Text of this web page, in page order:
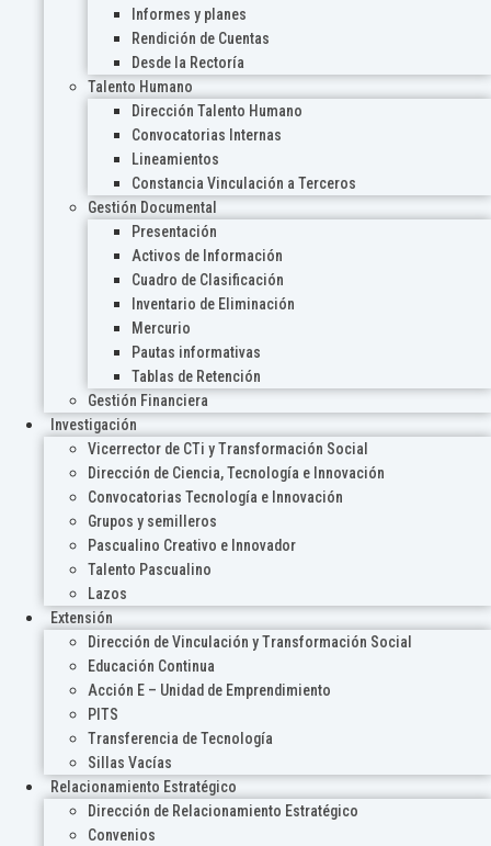
Informes y planes
Rendición de Cuentas
Desde la Rectoría
Talento Humano
Dirección Talento Humano
Convocatorias Internas
Lineamientos
Constancia Vinculación a Terceros
Gestión Documental
Presentación
Activos de Información
Cuadro de Clasificación
Inventario de Eliminación
Mercurio
Pautas informativas
Tablas de Retención
Gestión Financiera
Investigación
Vicerrector de CTi y Transformación Social
Dirección de Ciencia, Tecnología e Innovación
Convocatorias Tecnología e Innovación
Grupos y semilleros
Pascualino Creativo e Innovador
Talento Pascualino
Lazos
Extensión
Dirección de Vinculación y Transformación Social
Educación Continua
Acción E – Unidad de Emprendimiento
PITS
Transferencia de Tecnología
Sillas Vacías
Relacionamiento Estratégico
Dirección de Relacionamiento Estratégico
Convenios